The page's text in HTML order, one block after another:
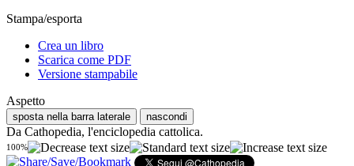
Stampa/esporta
Crea un libro
Scarica come PDF
Versione stampabile
Aspetto
sposta nella barra laterale nascondi
Da Cathopedia, l'enciclopedia cattolica.
100%